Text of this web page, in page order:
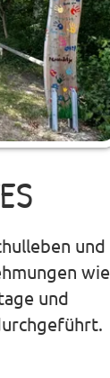
und
wie
und